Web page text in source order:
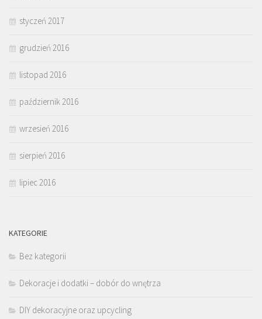
styczeń 2017
grudzień 2016
listopad 2016
październik 2016
wrzesień 2016
sierpień 2016
lipiec 2016
KATEGORIE
Bez kategorii
Dekoracje i dodatki – dobór do wnętrza
DIY dekoracyjne oraz upcycling